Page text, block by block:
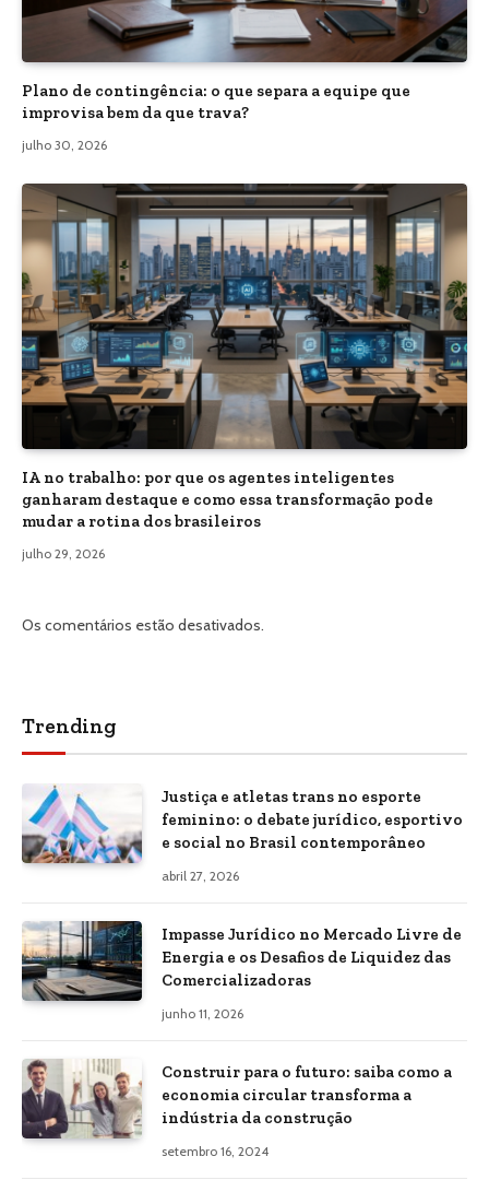
Plano de contingência: o que separa a equipe que
improvisa bem da que trava?
julho 30, 2026
IA no trabalho: por que os agentes inteligentes
ganharam destaque e como essa transformação pode
mudar a rotina dos brasileiros
julho 29, 2026
Os comentários estão desativados.
Trending
Justiça e atletas trans no esporte
feminino: o debate jurídico, esportivo
e social no Brasil contemporâneo
abril 27, 2026
Impasse Jurídico no Mercado Livre de
Energia e os Desafios de Liquidez das
Comercializadoras
junho 11, 2026
Construir para o futuro: saiba como a
economia circular transforma a
indústria da construção
setembro 16, 2024